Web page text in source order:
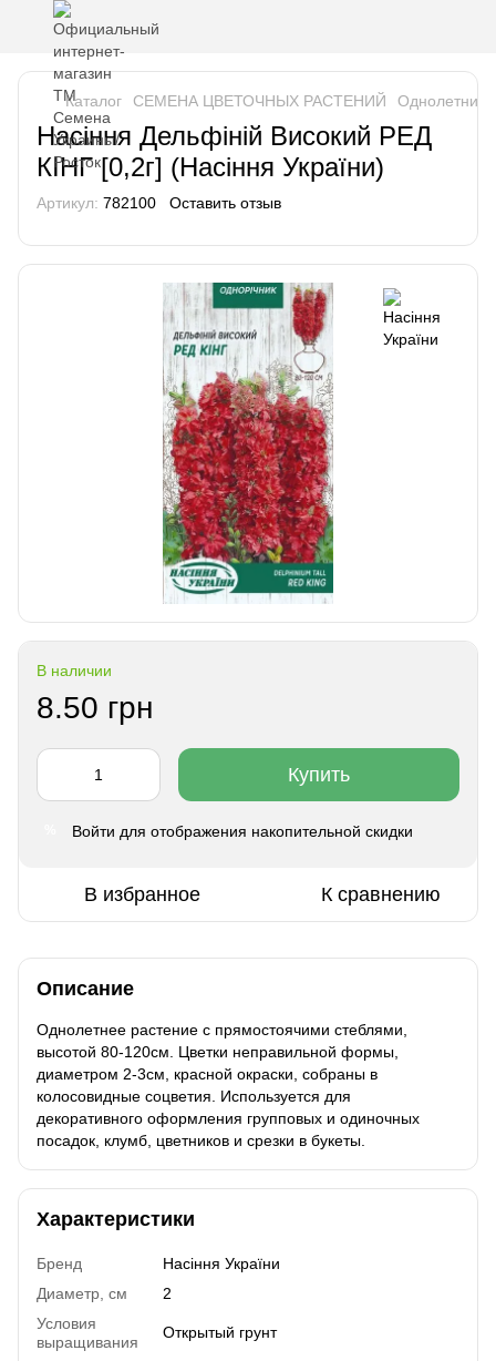
Каталог СЕМЕНА ЦВЕТОЧНЫХ РАСТЕНИЙ Однолетники
Насіння Дельфіній Високий РЕД
КІНГ [0,2г] (Насіння України)
Артикул: 782100 Оставить отзыв
В наличии
8.50 грн
Купить
Войти для отображения накопительной скидки
В избранное К сравнению
Описание
Однолетнее растение с прямостоячими стеблями,
высотой 80-120см. Цветки неправильной формы,
диаметром 2-3см, красной окраски, собраны в
колосовидные соцветия. Используется для
декоративного оформления групповых и одиночных
посадок, клумб, цветников и срезки в букеты.
Характеристики
Бренд
Насіння України
Диаметр, см
2
Условия
выращивания
Открытый грунт